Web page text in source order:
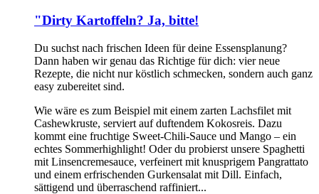
"Dirty Kartoffeln? Ja, bitte!
Du suchst nach frischen Ideen für deine Essensplanung?
Dann haben wir genau das Richtige für dich: vier neue
Rezepte, die nicht nur köstlich schmecken, sondern auch ganz
easy zubereitet sind.
Wie wäre es zum Beispiel mit einem zarten Lachsfilet mit
Cashewkruste, serviert auf duftendem Kokosreis. Dazu
kommt eine fruchtige Sweet-Chili-Sauce und Mango – ein
echtes Sommerhighlight! Oder du probierst unsere Spaghetti
mit Linsencremesauce, verfeinert mit knusprigem Pangrattato
und einem erfrischenden Gurkensalat mit Dill. Einfach,
sättigend und überraschend raffiniert...